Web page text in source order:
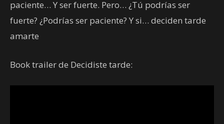
paciente… Y ser fuerte. Pero… ¿Tú podrías ser
fuerte? ¿Podrías ser paciente? Y si… deciden tarde
amarte
Book trailer de Decidiste tarde: